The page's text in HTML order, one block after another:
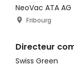
NeoVac ATA AG
Fribourg
Directeur
Swiss Green